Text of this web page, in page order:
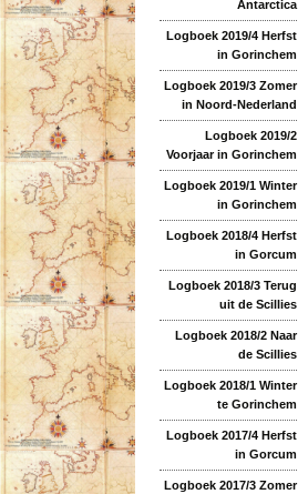
Antarctica
Logboek 2019/4 Herfst
in Gorinchem
Logboek 2019/3 Zomer
in Noord-Nederland
Logboek 2019/2
Voorjaar in Gorinchem
Logboek 2019/1 Winter
in Gorinchem
Logboek 2018/4 Herfst
in Gorcum
Logboek 2018/3 Terug
uit de Scillies
Logboek 2018/2 Naar
de Scillies
Logboek 2018/1 Winter
te Gorinchem
Logboek 2017/4 Herfst
in Gorcum
Logboek 2017/3 Zomer